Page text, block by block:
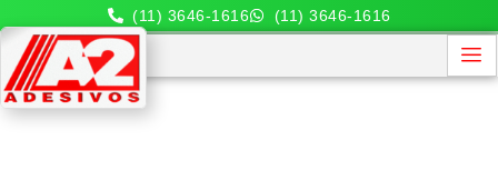
(11) 3646-1616 (11) 3646-1616